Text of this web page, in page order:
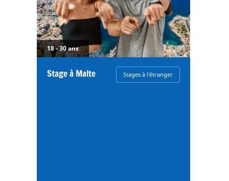
18 - 30 ans
Stage à Malte Stages à l'étranger